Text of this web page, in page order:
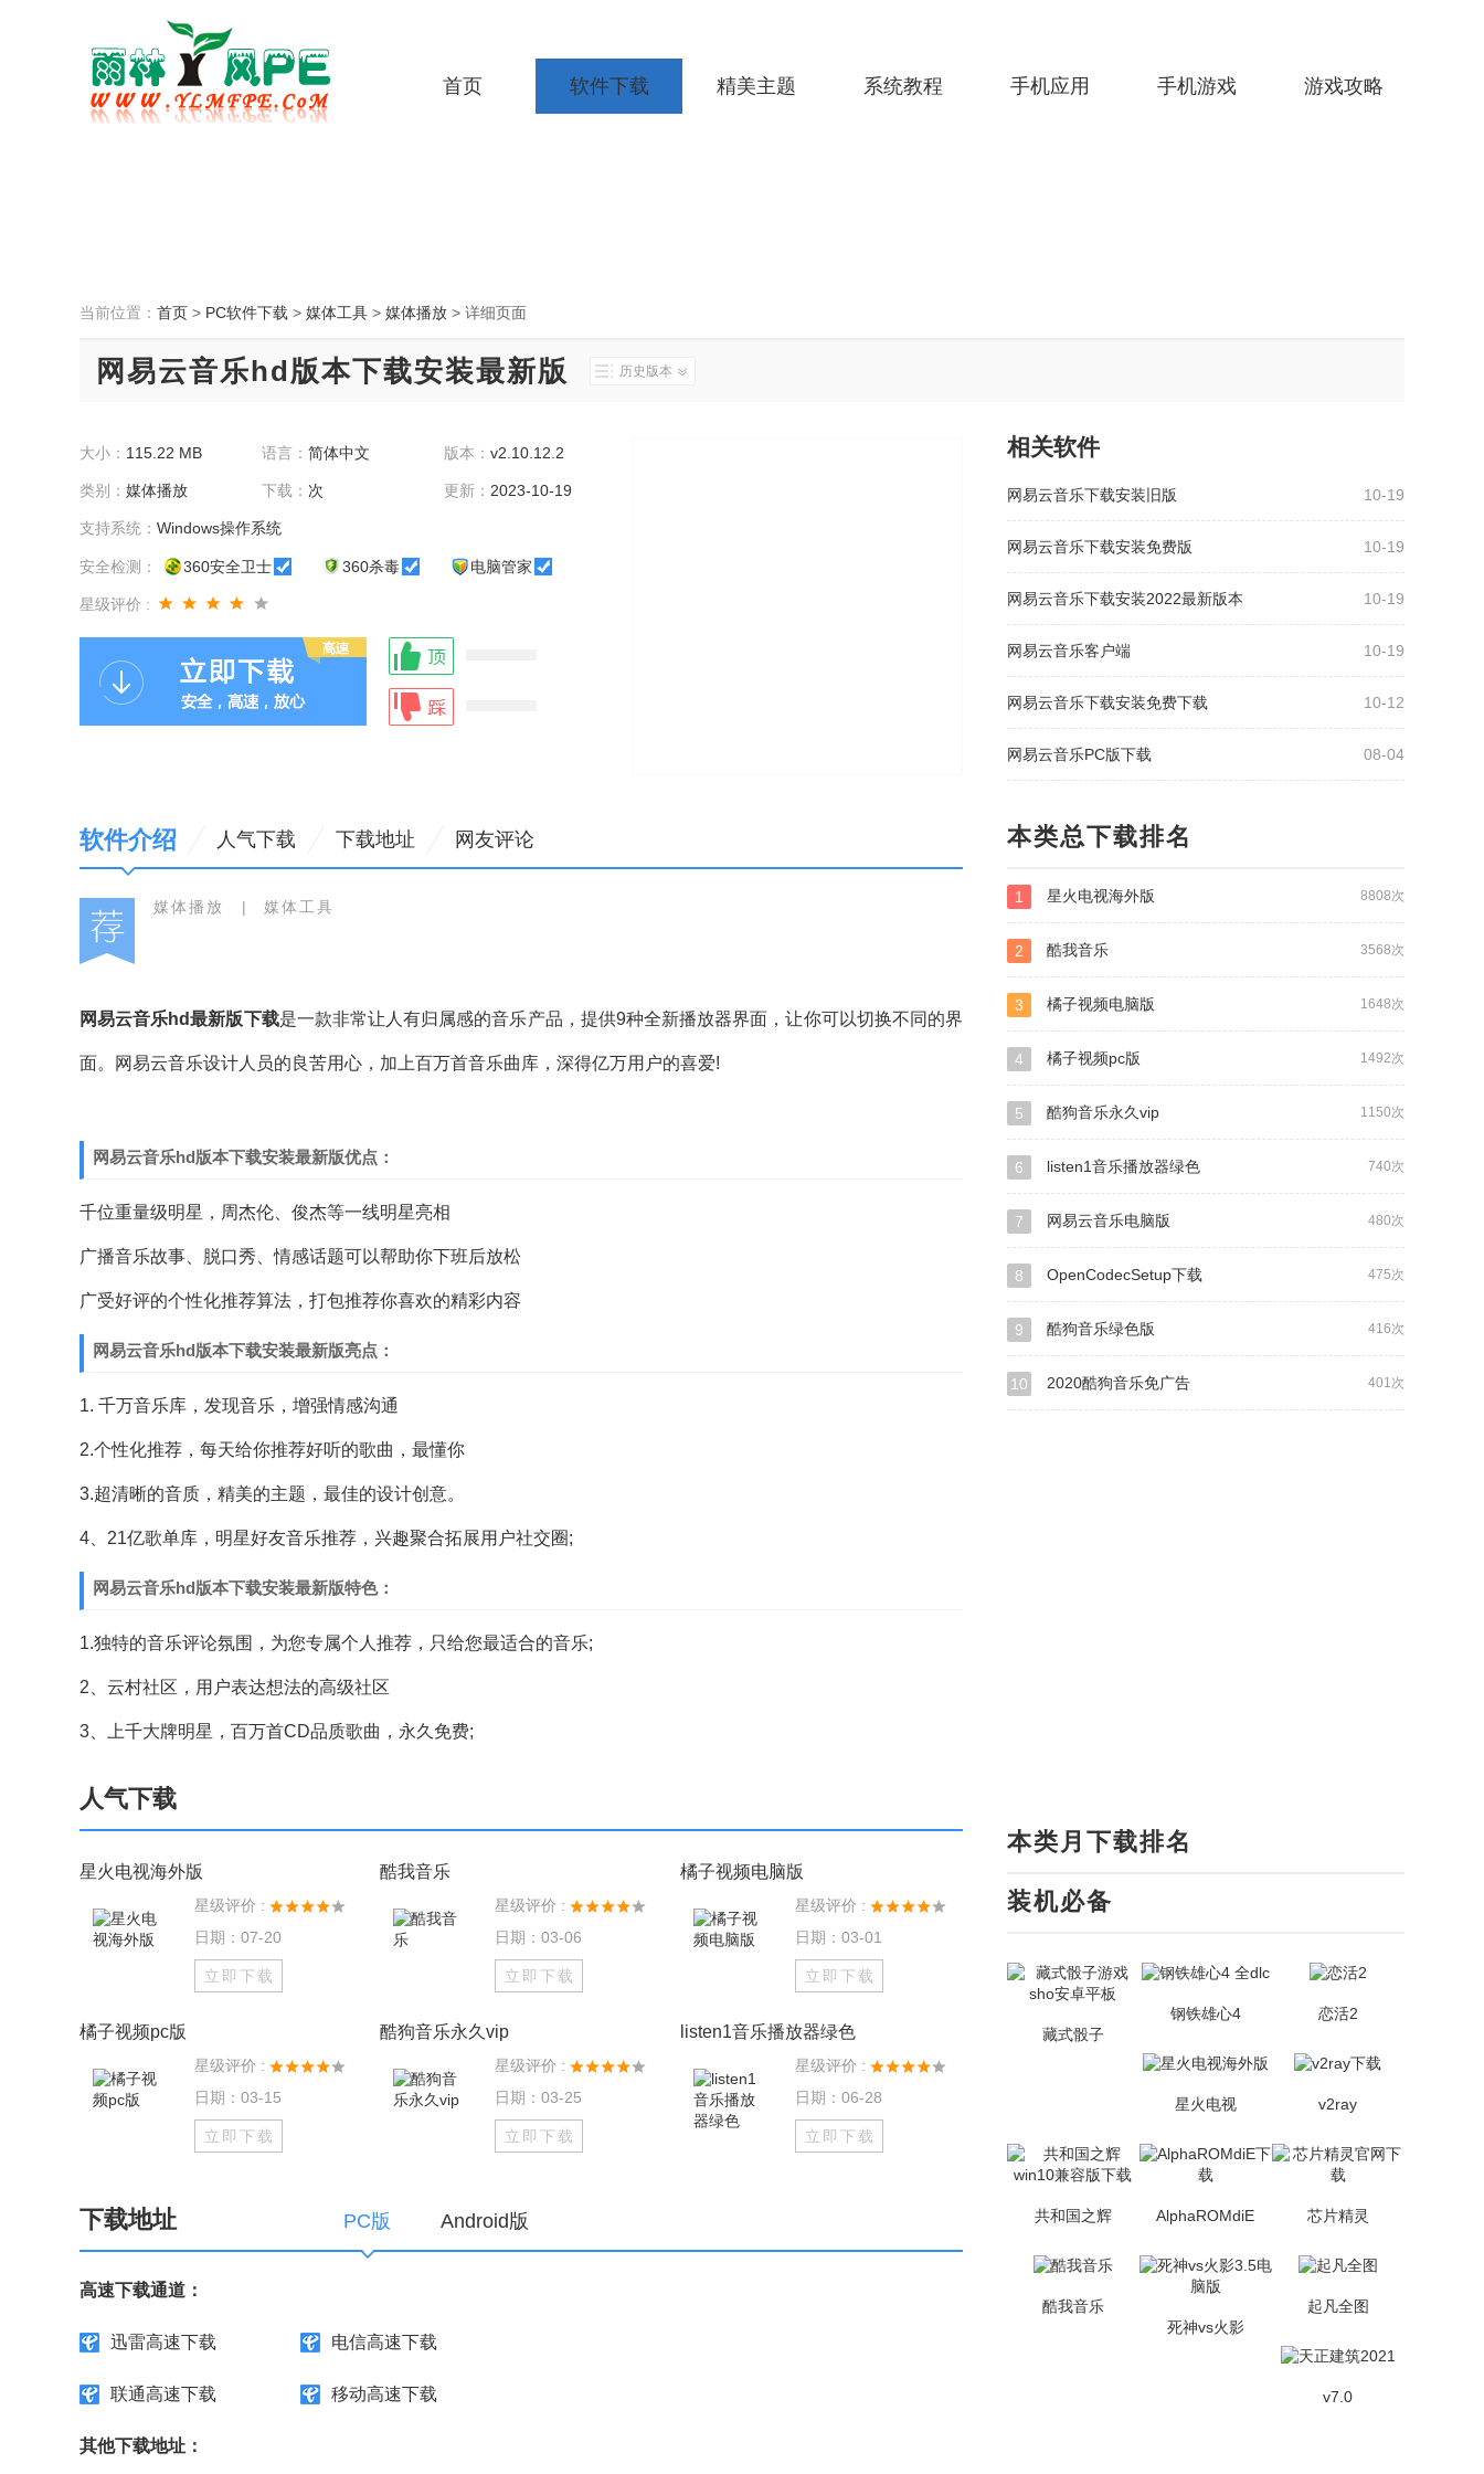
首页 软件下载 精美主题 系统教程 手机应用 手机游戏 游戏攻略
当前位置： 首页 > PC软件下载 > 媒体工具 > 媒体播放 > 详细页面
网易云音乐hd版本下载安装最新版 历史版本
大小： 115.22 MB 语言： 简体中文 版本： v2.10.12.2
类别： 媒体播放 下载： 次 更新： 2023-10-19
支持系统： Windows操作系统
安全检测： 360安全卫士 360杀毒 电脑管家
星级评价 :
相关软件
10-19
网易云音乐下载安装旧版
10-19
网易云音乐下载安装免费版
10-19
网易云音乐下载安装2022最新版本
10-19
网易云音乐客户端
10-12
网易云音乐下载安装免费下载
08-04
网易云音乐PC版下载
软件介绍 人气下载 下载地址 网友评论
媒体播放 | 媒体工具
网易云音乐hd最新版下载是一款非常让人有归属感的音乐产品，提供9种全新播放器界面，让你可以切换不同的界
面。网易云音乐设计人员的良苦用心，加上百万首音乐曲库，深得亿万用户的喜爱!
网易云音乐hd版本下载安装最新版优点：
千位重量级明星，周杰伦、俊杰等一线明星亮相
广播音乐故事、脱口秀、情感话题可以帮助你下班后放松
广受好评的个性化推荐算法，打包推荐你喜欢的精彩内容
网易云音乐hd版本下载安装最新版亮点：
1. 千万音乐库，发现音乐，增强情感沟通
2.个性化推荐，每天给你推荐好听的歌曲，最懂你
3.超清晰的音质，精美的主题，最佳的设计创意。
4、21亿歌单库，明星好友音乐推荐，兴趣聚合拓展用户社交圈;
网易云音乐hd版本下载安装最新版特色：
1.独特的音乐评论氛围，为您专属个人推荐，只给您最适合的音乐;
2、云村社区，用户表达想法的高级社区
3、上千大牌明星，百万首CD品质歌曲，永久免费;
人气下载
星火电视海外版
星级评价 :
日期：07-20
立即下载
酷我音乐
星级评价 :
日期：03-06
立即下载
橘子视频电脑版
星级评价 :
日期：03-01
立即下载
橘子视频pc版
星级评价 :
日期：03-15
立即下载
酷狗音乐永久vip
星级评价 :
日期：03-25
立即下载
listen1音乐播放器绿色
星级评价 :
日期：06-28
立即下载
下载地址 PC版 Android版
高速下载通道：
迅雷高速下载 电信高速下载
联通高速下载 移动高速下载
其他下载地址：
本类总下载排名
8808次
1 星火电视海外版
3568次
2 酷我音乐
1648次
3 橘子视频电脑版
1492次
4 橘子视频pc版
1150次
5 酷狗音乐永久vip
740次
6 listen1音乐播放器绿色
480次
7 网易云音乐电脑版
475次
8 OpenCodecSetup下载
416次
9 酷狗音乐绿色版
401次
10 2020酷狗音乐免广告
本类月下载排名
装机必备
藏式骰子
钢铁雄心4 恋活2
星火电视 v2ray
共和国之辉 AlphaROMdiE 芯片精灵
酷我音乐
死神vs火影
起凡全图
v7.0